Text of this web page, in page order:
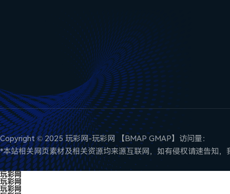
Copyright © 2025 玩彩网-玩彩网 【BMAP GMAP】访问量：
*本站相关网页素材及相关资源均来源互联网，如有侵权请速告知
玩彩网
玩彩网
玩彩网